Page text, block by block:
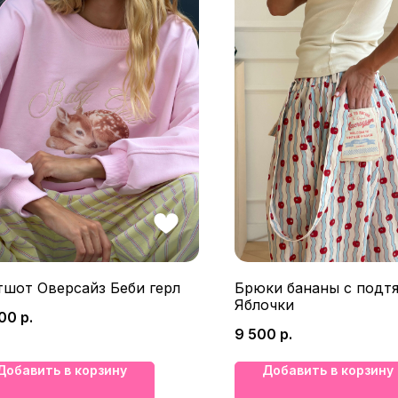
Оверсайз Беби герл
р.
в корзину
Брюки бананы с
Яблочки
9 500 р.
Добавить в корзину